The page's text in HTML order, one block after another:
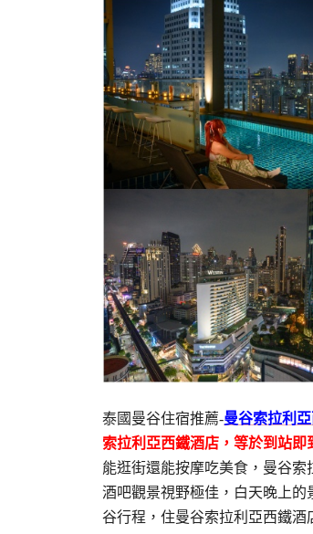
泰國曼谷住宿推薦-曼谷索拉利
索拉利亞西鐵酒店，等於到站即
能逛街還能按摩吃美食，曼谷索
酒吧觀景視野極佳，白天晚上
谷行程，住曼谷索拉利亞西鐵酒